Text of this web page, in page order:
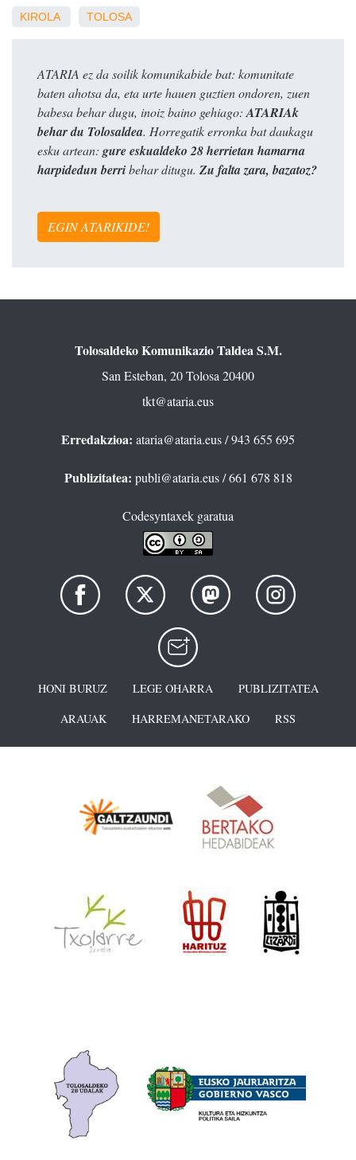
KIROLA TOLOSA
ATARIA ez da soilik komunikabide bat: komunitate
baten ahotsa da, eta urte hauen guztien ondoren, zuen
babesa behar dugu, inoiz baino gehiago: ATARIAk
behar du Tolosaldea. Horregatik erronka bat daukagu
esku artean: gure eskualdeko 28 herrietan hamarna
harpidedun berribehar ditugu. Zu falta zara, bazatoz?
EGIN ATARIKIDE!
Tolosaldeko Komunikazio Taldea S.M.
San Esteban, 20 Tolosa 20400
tkt@ataria.eus
Erredakzioa: ataria@ataria.eus/ 943 655 695
Publizitatea: publi@ataria.eus/ 661 678 818
Codesyntaxek garatua
HONI BURUZ LEGE OHARRA
PUBLIZITATEA
ARAUAK
HARREMANETARAKO RSS